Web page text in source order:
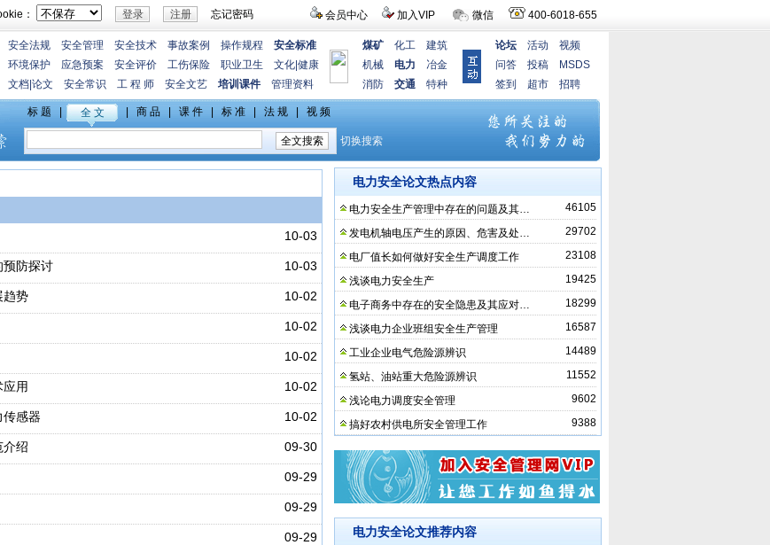
会员中心 加入VIP 微信 400-6018-655
： 忘记密码
安全法规 安全管理 安全技术 事故案例 操作规程
安全标准
环境保护 应急预案 安全评价 工伤保险 职业卫生 文化 健康
文档 论文 安全常识 工 程 师 安全文艺 培训课件 管理资料
煤矿 化工
建筑
机械
电力
冶金
消防
交通 特种
论坛 活动
视频
问答
投稿
MSDS
签到
超市 招聘
10-03
10-03
预防探讨
10-02
趋势
10-02
10-02
10-02
用
10-02
感器
09-30
介绍
09-29
09-29
09-29
电力安全论文热点内容
46105
电力安全生产管理中存在的问题及其…
29702
发电机轴电压产生的原因、危害及处…
23108
电厂值长如何做好安全生产调度工作
19425
浅谈电力安全生产
18299
电子商务中存在的安全隐患及其应对…
16587
浅谈电力企业班组安全生产管理
14489
工业企业电气危险源辨识
11552
氢站、油站重大危险源辨识
9602
浅论电力调度安全管理
9388
搞好农村供电所安全管理工作
电力安全论文推荐内容